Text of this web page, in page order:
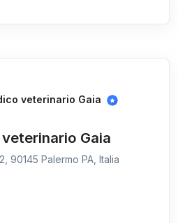
veterinario Gaia
Gaia
90145 Palermo PA, Italia